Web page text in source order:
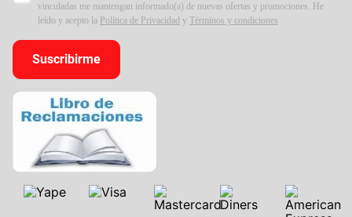
vinculadas me mantengan informado(a) de nuevas ofertas y promociones. He
leído y acepto la Política de Privacidad y Términos y condiciones
Suscribirme